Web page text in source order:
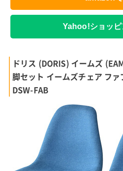
Yahoo!ショッピ
ドリス (DORIS) イームズ
脚セット イームズチェア フ
DSW-FAB